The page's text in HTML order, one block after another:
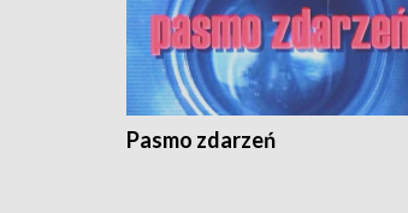
Pasmo zdarzeń